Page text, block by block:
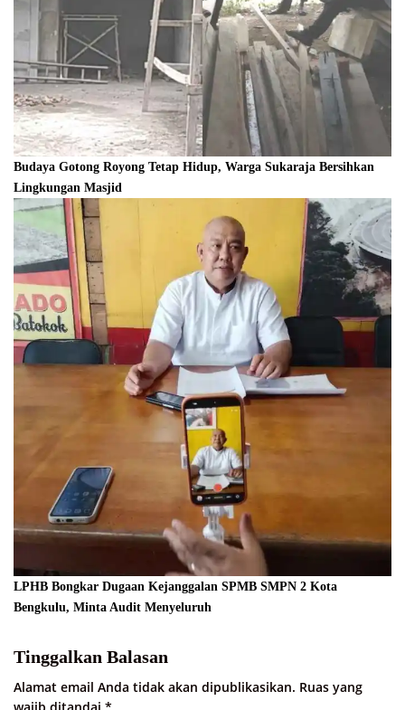
Budaya Gotong Royong Tetap Hidup, Warga Sukaraja Bersihkan
Lingkungan Masjid
LPHB Bongkar Dugaan Kejanggalan SPMB SMPN 2 Kota
Bengkulu, Minta Audit Menyeluruh
Tinggalkan Balasan
Alamat email Anda tidak akan dipublikasikan. Ruas yang